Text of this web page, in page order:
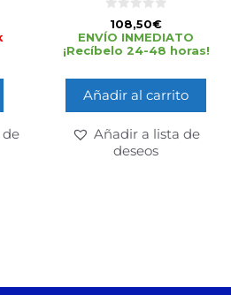
0
d
e
5
108,50€
ENVÍO INMEDIATO
¡Recíbelo 24-48 horas!
Añadir al carrito
Añadir a lista de
deseos